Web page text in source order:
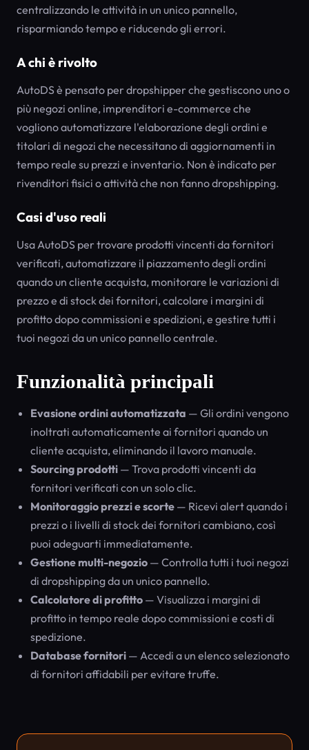
centralizzando le attività in un unico pannello,
risparmiando tempo e riducendo gli errori.
A chi è rivolto
AutoDS è pensato per dropshipper che gestiscono uno o
più negozi online, imprenditori e-commerce che
vogliono automatizzare l'elaborazione degli ordini e
titolari di negozi che necessitano di aggiornamenti in
tempo reale su prezzi e inventario. Non è indicato per
rivenditori fisici o attività che non fanno dropshipping.
Casi d'uso reali
Usa AutoDS per trovare prodotti vincenti da fornitori
verificati, automatizzare il piazzamento degli ordini
quando un cliente acquista, monitorare le variazioni di
prezzo e di stock dei fornitori, calcolare i margini di
profitto dopo commissioni e spedizioni, e gestire tutti i
tuoi negozi da un unico pannello centrale.
Funzionalità principali
Evasione ordini automatizzata — Gli ordini vengono
inoltrati automaticamente ai fornitori quando un
cliente acquista, eliminando il lavoro manuale.
Sourcing prodotti — Trova prodotti vincenti da
fornitori verificati con un solo clic.
Monitoraggio prezzi e scorte — Ricevi alert quando i
prezzi o i livelli di stock dei fornitori cambiano, così
puoi adeguarti immediatamente.
Gestione multi-negozio — Controlla tutti i tuoi negozi
di dropshipping da un unico pannello.
Calcolatore di profitto — Visualizza i margini di
profitto in tempo reale dopo commissioni e costi di
spedizione.
Database fornitori — Accedi a un elenco selezionato
di fornitori affidabili per evitare truffe.